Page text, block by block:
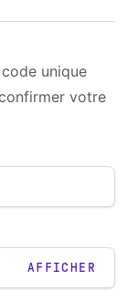
unique
votre
AFFICHER